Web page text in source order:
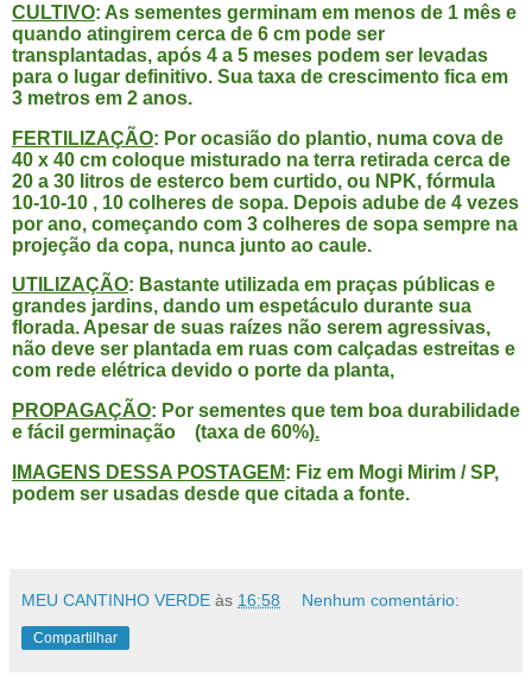
CULTIVO: As sementes germinam em menos de 1 mês e
quando atingirem cerca de 6 cm pode ser
transplantadas, após 4 a 5 meses podem ser levadas
para o lugar definitivo. Sua taxa de crescimento fica em
3 metros em 2 anos.
FERTILIZAÇÃO: Por ocasião do plantio, numa cova de
40 x 40 cm coloque misturado na terra retirada cerca de
20 a 30 litros de esterco bem curtido, ou NPK, fórmula
10-10-10 , 10 colheres de sopa. Depois adube de 4 vezes
por ano, começando com 3 colheres de sopa sempre na
projeção da copa, nunca junto ao caule.
UTILIZAÇÃO: Bastante utilizada em praças públicas e
grandes jardins, dando um espetáculo durante sua
florada. Apesar de suas raízes não serem agressivas,
não deve ser plantada em ruas com calçadas estreitas e
com rede elétrica devido o porte da planta,
PROPAGAÇÃO: Por sementes que tem boa durabilidade
e fácil germinação (taxa de 60%).
IMAGENS DESSA POSTAGEM: Fiz em Mogi Mirim / SP,
podem ser usadas desde que citada a fonte.
MEU CANTINHO VERDE às 16:58 Nenhum comentário:
Compartilhar